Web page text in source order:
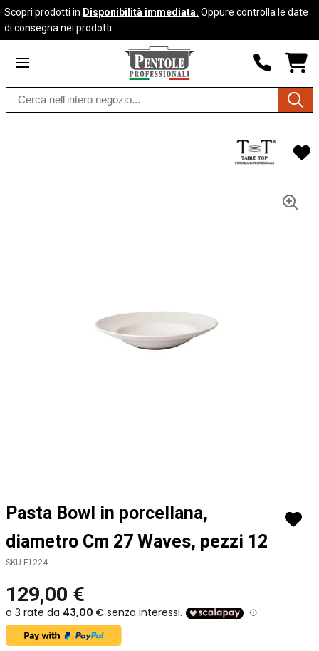
Skip to
content
Scopri prodotti in Disponibilità immediata. Oppure controlla le date
di consegna nei prodotti.
0
Search
products
Pasta Bowl in porcellana,
diametro Cm 27 Waves, pezzi 12
SKU F1224
all'inizio
galleria
di
129,00 €